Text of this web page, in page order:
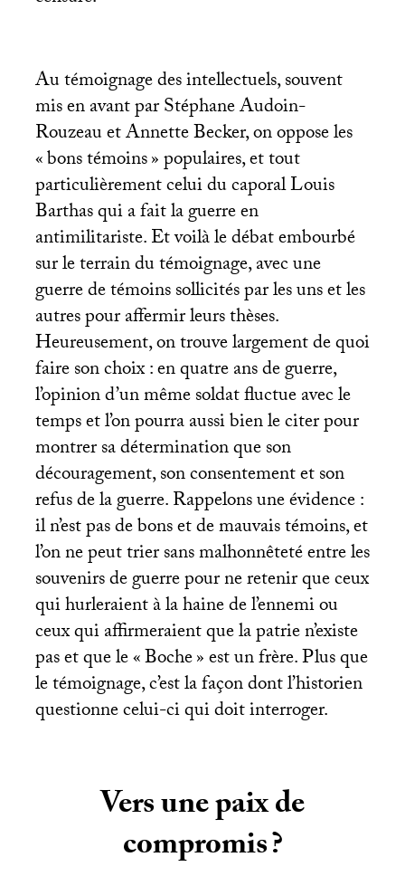
Au témoignage des intellectuels, souvent
mis en avant par Stéphane Audoin-
Rouzeau et Annette Becker, on oppose les
«bons témoins» populaires, et tout
particulièrement celui du caporal Louis
Barthas qui a fait la guerre en
antimilitariste. Et voilà le débat embourbé
sur le terrain du témoignage, avec une
guerre de témoins sollicités par les uns et les
autres pour affermir leurs thèses.
Heureusement, on trouve largement de quoi
faire son choix : en quatre ans de guerre,
l’opinion d’un même soldat fluctue avec le
temps et l’on pourra aussi bien le citer pour
montrer sa détermination que son
découragement, son consentement et son
refus de la guerre. Rappelons une évidence :
il n’est pas de bons et de mauvais témoins, et
l’on ne peut trier sans malhonnêteté entre les
souvenirs de guerre pour ne retenir que ceux
qui hurleraient à la haine de l’ennemi ou
ceux qui affirmeraient que la patrie n’existe
pas et que le «Boche» est un frère. Plus que
le témoignage, c’est la façon dont l’historien
questionne celui-ci qui doit interroger.
Vers une paix de
compromis?